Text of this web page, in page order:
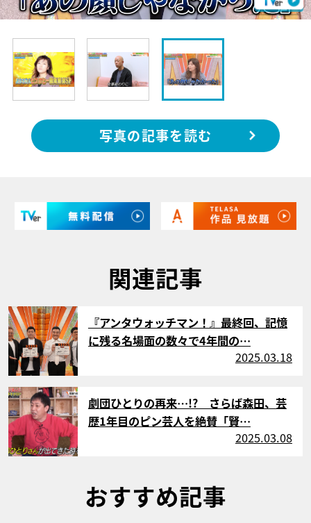
写真の記事を読む
関連記事
サムネイル
『アンタウォッチマン！』最終回、記憶
に残る名場面の数々で4年間の…
2025.03.18
サムネイル
劇団ひとりの再来…!? さらば森田、芸
歴1年目のピン芸人を絶賛「賢…
2025.03.08
おすすめ記事